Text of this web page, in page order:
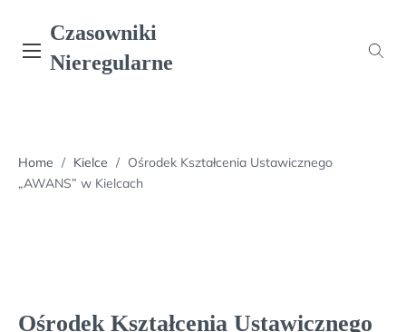
content
Czasowniki
Nieregularne
Home / Kielce / Ośrodek Kształcenia Ustawicznego
„AWANS” w Kielcach
Ośrodek Kształcenia Ustawicznego